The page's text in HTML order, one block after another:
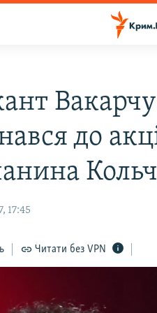
до
17:45
Читати без VPN